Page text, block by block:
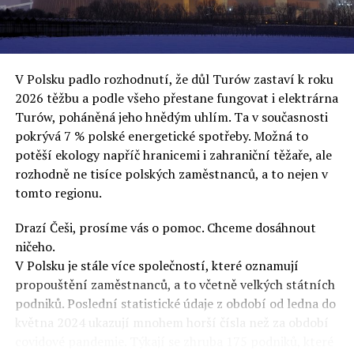
uvěří a nebudou se ptát na podrobnosti,“ řekl Rafał
Ziemkiewicz, redaktor týdeníku Do Rzeczy a ironicky
dodal: „Když se nynějšímu vedení státního hřebčince
podařilo prodat na aukci 10 plemenných koní za 600
000 euro, bylo to provládními médii oslavované jako
velký úspěch. Za vlády PiS se 14 koní prodalo za 2,5
milionu euro, což bylo stejnou mediální partou
komentováno jako konec polského chovu koní. Ve vidění
kontrolorů činnosti PiS ale určitě šlo při prodeji koní o
praní peněz či jinou nelegální činnost.“
Tuskova čísla jsou ale ujetá i jinde, pokračoval
Ziemkiewicz. „Ve vládní aféře PiS kolem vydávání víz
Tusk tvrdil, že za vlády dnešní opozice se nelegálně
prodalo 600 000 víz do Polska. Byla na to dokonce
vytvořena parlamentní vyšetřovací komise, která přišla
ale pouze na to, že 220 víz do Polska bylo
prostřednictvím úplatků uspíšeno, tedy že víza byla
V Polsku padlo rozhodnutí, že důl Turów zastaví k roku
2026 těžbu a podle všeho přestane fungovat i elektrárna
Turów, poháněná jeho hnědým uhlím. Ta v současnosti
pokrývá 7 % polské energetické spotřeby. Možná to
potěší ekology napříč hranicemi i zahraniční těžaře, ale
rozhodně ne tisíce polských zaměstnanců, a to nejen v
tomto regionu.
Drazí Češi, prosíme vás o pomoc. Chceme dosáhnout
ničeho.
V Polsku je stále více společností, které oznamují
propouštění zaměstnanců, a to včetně velkých státních
podniků. Poslední statistické údaje z období od ledna do
května 2024 ukazují mnohem horší čísla než za období